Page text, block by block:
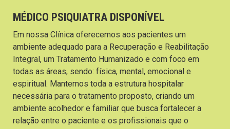
MÉDICO PSIQUIATRA DISPONÍVEL
Em nossa Clínica oferecemos aos pacientes um
ambiente adequado para a Recuperação e Reabilitação
Integral, um Tratamento Humanizado e com foco em
todas as áreas, sendo: física, mental, emocional e
espiritual. Mantemos toda a estrutura hospitalar
necessária para o tratamento proposto, criando um
ambiente acolhedor e familiar que busca fortalecer a
relação entre o paciente e os profissionais que o